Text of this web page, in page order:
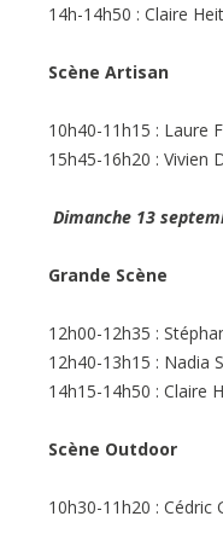
14h-14h50 : Claire
Scène Artisan
10h40-11h15 : Laure
15h45-16h20 : Vivien
Dimanche 13
Grande Scène
12h00-12h35 :
12h40-13h15 : Nadia
14h15-14h50 : Claire
Scène Outdoor
10h30-11h20 : Cédric